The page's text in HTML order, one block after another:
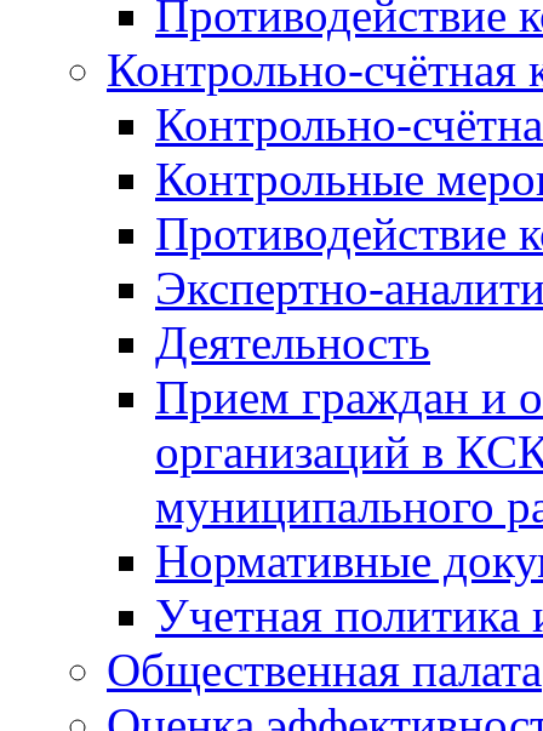
Противодействие
Контрольно-счётная
Контрольно-
Контрольные
Противодействие
Экспертно-
Деятельность
Прием граждан и
организаций в
муниципального
Нормативные
Учетная политика
Общественная палата